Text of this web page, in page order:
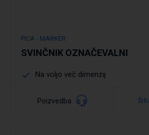
PICA - MARKER
SVINČNIK OZNAČEVALNI
Na voljo več dimenzij
Poizvedba